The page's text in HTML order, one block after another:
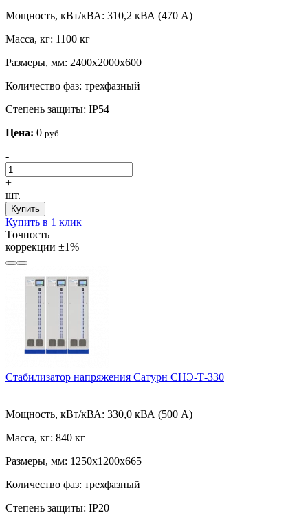
Мощность, кВт/кВА: 310,2 кВА (470 А)
Масса, кг: 1100 кг
Размеры, мм: 2400х2000х600
Количество фаз: трехфазный
Степень защиты: IP54
Цена: 0 руб.
-
+
шт.
Купить
Купить в 1 клик
Tочность
коррекции ±1%
Стабилизатор напряжения Сатурн СНЭ-Т-330
Мощность, кВт/кВА: 330,0 кВА (500 А)
Масса, кг: 840 кг
Размеры, мм: 1250х1200х665
Количество фаз: трехфазный
Степень защиты: IP20